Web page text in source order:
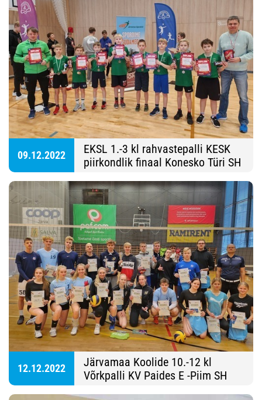
09.12.2022
EKSL 1.-3 kl rahvastepalli KESK
piirkondlik finaal Konesko Türi SH
12.12.2022
Järvamaa Koolide 10.-12 kl
Võrkpalli KV Paides E -Piim SH